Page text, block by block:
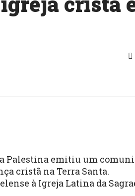
Palestina emitiu um
cristã na Terra Santa.
à Igreja Latina da